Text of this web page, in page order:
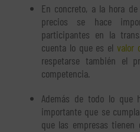
En concreto, a la hora
precios se hace
participantes en la
cuenta lo que es el valor
respetarse también el
competencia.
Además de todo lo que
importante que se
que las empresas tienen